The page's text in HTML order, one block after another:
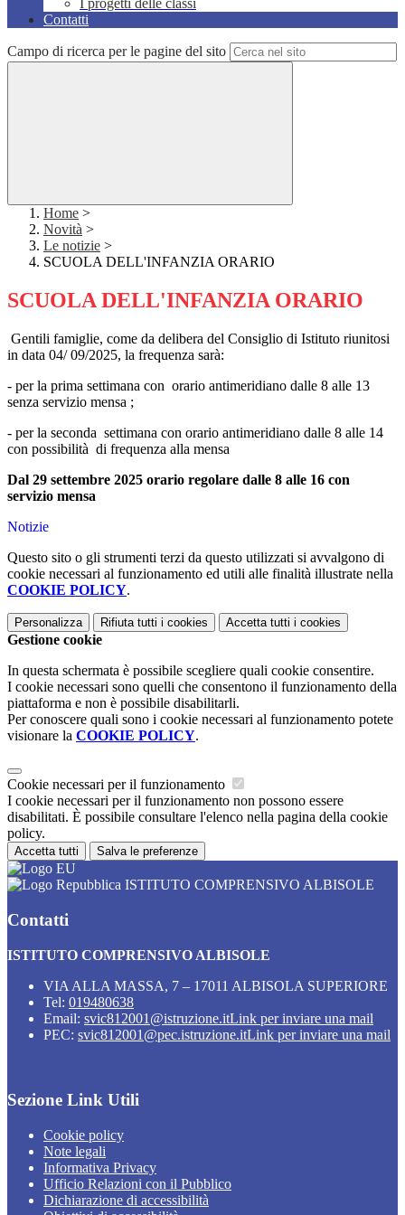
I progetti delle classi
Contatti
Campo di ricerca per le pagine del sito
Home >
Novità >
Le notizie >
SCUOLA DELL'INFANZIA ORARIO
SCUOLA DELL'INFANZIA ORARIO
Gentili famiglie, come da delibera del Consiglio di Istituto riunitosi
in data 04/ 09/2025, la frequenza sarà:
- per la prima settimana con orario antimeridiano dalle 8 alle 13
senza servizio mensa ;
- per la seconda settimana con orario antimeridiano dalle 8 alle 14
con possibilità di frequenza alla mensa
Dal 29 settembre 2025 orario regolare dalle 8 alle 16 con
servizio mensa
Notizie
Questo sito o gli strumenti terzi da questo utilizzati si avvalgono di
cookie necessari al funzionamento ed utili alle finalità illustrate nella
COOKIE POLICY.
Personalizza Rifiuta tutti i cookies Accetta tutti i cookies
Gestione cookie
In questa schermata è possibile scegliere quali cookie consentire.
I cookie necessari sono quelli che consentono il funzionamento della
piattaforma e non è possibile disabilitarli.
Per conoscere quali sono i cookie necessari al funzionamento potete
visionare la COOKIE POLICY.
Cookie necessari per il funzionamento
I cookie necessari per il funzionamento non possono essere
disabilitati. È possibile consultare l'elenco nella pagina della cookie
policy.
Accetta tutti Salva le preferenze
ISTITUTO COMPRENSIVO ALBISOLE
Contatti
ISTITUTO COMPRENSIVO ALBISOLE
VIA ALLA MASSA, 7 – 17011 ALBISOLA SUPERIORE
Tel: 019480638
Email: svic812001@istruzione.itLink per inviare una mail
PEC: svic812001@pec.istruzione.itLink per inviare una mail
Sezione Link Utili
Cookie policy
Note legali
Informativa Privacy
Ufficio Relazioni con il Pubblico
Dichiarazione di accessibilità